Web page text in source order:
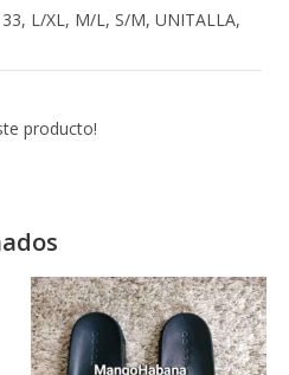
33, L/XL, M/L, S/M, UNITALLA,
producto!